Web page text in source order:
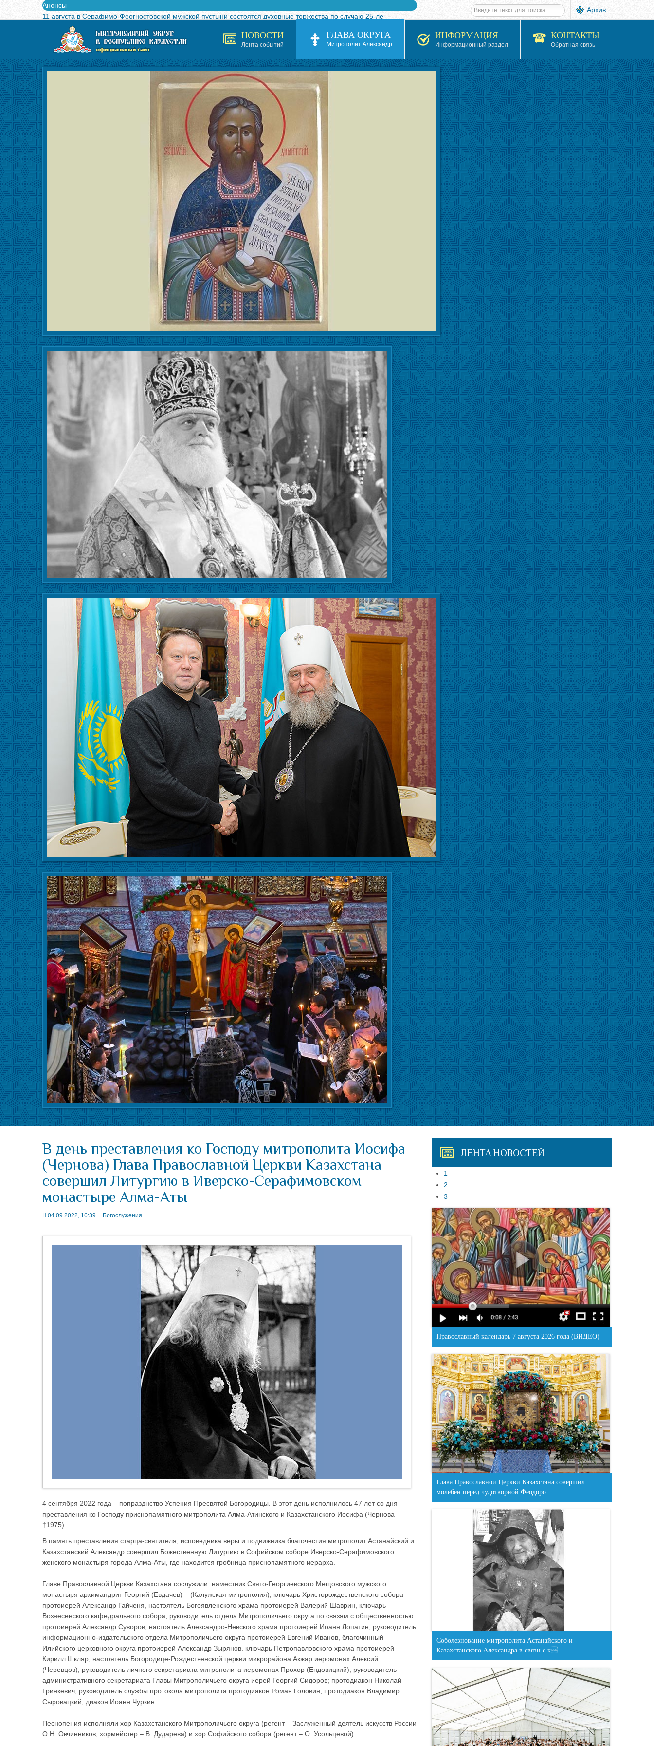
Анонсы
11 августа в Серафимо-Феогностовской мужской пустыни состоятся духовные торжества по случаю 25-ле
Выпущен в свет буклет о проведении Международного турнира по волейболу, посвященного 25-летию обр
Вышел в свет новый номер журнала «Свет Православия в Казахстане»
Вышла в свет монография «Управляющие Алма-Атинской епархией Русской Православной Церкви в 1927–19
Алма-Атинская духовная семинария объявляет прием документов на 2026-2027 учебный год
Архив
НОВОСТИ
Лента событий
ГЛАВА ОКРУГА
Митрополит Александр
ИНФОРМАЦИЯ
Информационный раздел
КОНТАКТЫ
Обратная связь
В день преставления ко Господу митрополита Иосифа
(Чернова) Глава Православной Церкви Казахстана
совершил Литургию в Иверско-Серафимовском
монастыре Алма-Аты
04.09.2022, 16:39 Богослужения
4 сентября 2022 года – попразднство Успения Пресвятой Богородицы. В этот день исполнилось 47 лет со дня
преставления ко Господу приснопамятного митрополита Алма-Атинского и Казахстанского Иосифа (Чернова
†1975).
В память преставления старца-святителя, исповедника веры и подвижника благочестия митрополит Астанайский и
Казахстанский Александр совершил Божественную Литургию в Софийском соборе Иверско-Серафимовского
женского монастыря города Алма-Аты, где находится гробница приснопамятного иерарха.
Главе Православной Церкви Казахстана сослужили: наместник Свято-Георгиевского Мещовского мужского
монастыря архимандрит Георгий (Евдачев) – (Калужская митрополия); ключарь Христорождественского собора
протоиерей Александр Гайченя, настоятель Богоявленского храма протоиерей Валерий Шаврин, ключарь
Вознесенского кафедрального собора, руководитель отдела Митрополичьего округа по связям с общественностью
протоиерей Александр Суворов, настоятель Александро-Невского храма протоиерей Иоанн Лопатин, руководитель
информационно-издательского отдела Митрополичьего округа протоиерей Евгений Иванов, благочинный
Илийского церковного округа протоиерей Александр Зырянов, ключарь Петропавловского храма протоиерей
Кирилл Шкляр, настоятель Богородице-Рождественской церкви микрорайона Акжар иеромонах Алексий
(Черевцов), руководитель личного секретариата митрополита иеромонах Прохор (Ендовицкий), руководитель
административного секретариата Главы Митрополичьего округа иерей Георгий Сидоров; протодиакон Николай
Гринкевич, руководитель службы протокола митрополита протодиакон Роман Головин, протодиакон Владимир
Сыровацкий, диакон Иоанн Чуркин.
Песнопения исполняли хор Казахстанского Митрополичьего округа (регент – Заслуженный деятель искусств России
О.Н. Овчинников, хормейстер – В. Дударева) и хор Софийского собора (регент – О. Усольцевой).
ЛЕНТА НОВОСТЕЙ
1
2
3
Православный календарь 7 августа 2026 года (ВИДЕО)
Глава Православной Церкви Казахстана совершил
молебен перед чудотворной Феодоро …
Соболезнование митрополита Астанайского и
Казахстанского Александра в связи с к…